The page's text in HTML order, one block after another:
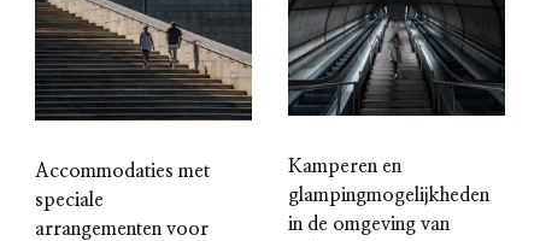
Accommodaties met
speciale
arrangementen voor
Kamperen en
glampingmogelijkheden
in de omgeving van